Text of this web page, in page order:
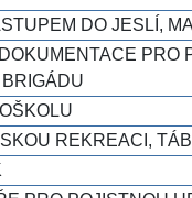
DO JESLÍ,
PRO
REKREACI,